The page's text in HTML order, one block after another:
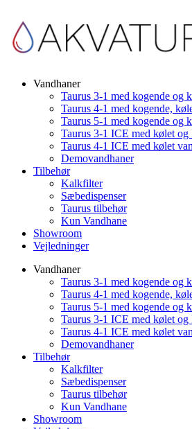
Vandhaner
Taurus 3-1 med kogende og
Taurus 4-1 med kogende,
Taurus 5-1 med kogende og
Taurus 3-1 ICE med kølet
Taurus 4-1 ICE med kølet
Demovandhaner
Tilbehør
Kalkfilter
Sæbedispenser
Taurus tilbehør
Kun Vandhane
Showroom
Vejledninger
Vandhaner
Taurus 3-1 med kogende og
Taurus 4-1 med kogende,
Taurus 5-1 med kogende og
Taurus 3-1 ICE med kølet
Taurus 4-1 ICE med kølet
Demovandhaner
Tilbehør
Kalkfilter
Sæbedispenser
Taurus tilbehør
Kun Vandhane
Showroom